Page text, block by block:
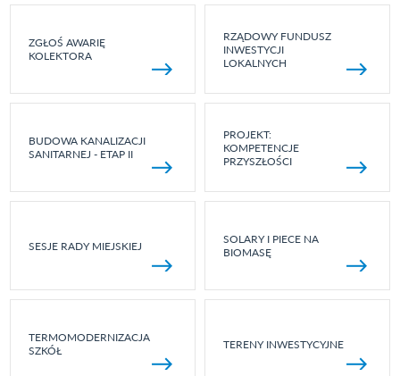
ZGŁOŚ AWARIĘ
KOLEKTORA
RZĄDOWY FUNDUSZ
INWESTYCJI
LOKALNYCH
BUDOWA KANALIZACJI
SANITARNEJ - ETAP II
PROJEKT:
KOMPETENCJE
PRZYSZŁOŚCI
SESJE RADY MIEJSKIEJ
SOLARY I PIECE NA
BIOMASĘ
TERMOMODERNIZACJA
SZKÓŁ
TERENY INWESTYCYJNE